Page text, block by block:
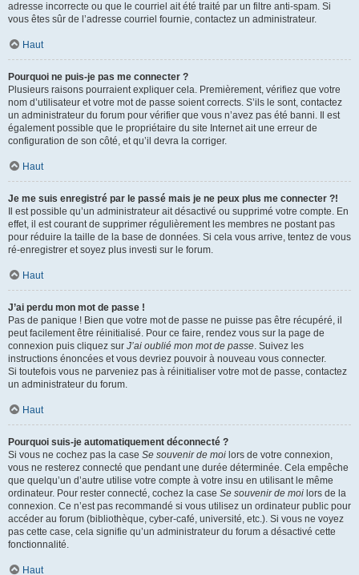
adresse incorrecte ou que le courriel ait été traité par un filtre anti-spam. Si
vous êtes sûr de l’adresse courriel fournie, contactez un administrateur.
Haut
Pourquoi ne puis-je pas me connecter ?
Plusieurs raisons pourraient expliquer cela. Premièrement, vérifiez que votre
nom d’utilisateur et votre mot de passe soient corrects. S’ils le sont, contactez
un administrateur du forum pour vérifier que vous n’avez pas été banni. Il est
également possible que le propriétaire du site Internet ait une erreur de
configuration de son côté, et qu’il devra la corriger.
Haut
Je me suis enregistré par le passé mais je ne peux plus me connecter ?!
Il est possible qu’un administrateur ait désactivé ou supprimé votre compte. En
effet, il est courant de supprimer régulièrement les membres ne postant pas
pour réduire la taille de la base de données. Si cela vous arrive, tentez de vous
ré-enregistrer et soyez plus investi sur le forum.
Haut
J’ai perdu mon mot de passe !
Pas de panique ! Bien que votre mot de passe ne puisse pas être récupéré, il
peut facilement être réinitialisé. Pour ce faire, rendez vous sur la page de
connexion puis cliquez sur J’ai oublié mon mot de passe. Suivez les
instructions énoncées et vous devriez pouvoir à nouveau vous connecter.
Si toutefois vous ne parveniez pas à réinitialiser votre mot de passe, contactez
un administrateur du forum.
Haut
Pourquoi suis-je automatiquement déconnecté ?
Si vous ne cochez pas la case Se souvenir de moi lors de votre connexion,
vous ne resterez connecté que pendant une durée déterminée. Cela empêche
que quelqu’un d’autre utilise votre compte à votre insu en utilisant le même
ordinateur. Pour rester connecté, cochez la case Se souvenir de moi lors de la
connexion. Ce n’est pas recommandé si vous utilisez un ordinateur public pour
accéder au forum (bibliothèque, cyber-café, université, etc.). Si vous ne voyez
pas cette case, cela signifie qu’un administrateur du forum a désactivé cette
fonctionnalité.
Haut